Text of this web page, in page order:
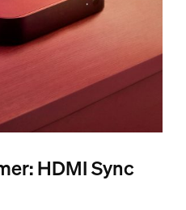
HDMI Sync